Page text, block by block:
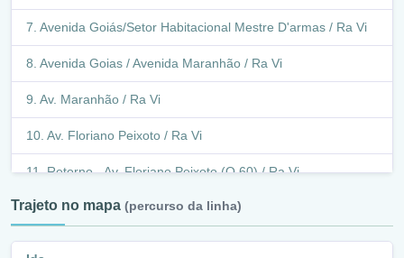
Av. Floriano Peixoto / Ra Vi
Rua Hugo Lobo / Ra Vi
Av. Floriano Peixoto / Ra Vi
Retorno - Av. Floriano Peixoto (Q 60) / Ra Vi
Av. Floriano Peixoto / Ra Vi
Av. Maranhão / Ra Vi
Avenida Maranhão / Avenida Goias / Ra Vi
Avenida Goiás/Setor Habitacional Mestre D'armas / Ra Vi
Avenida Goias / Avenida Maranhão / Ra Vi
Av. Maranhão / Ra Vi
Av. Floriano Peixoto / Ra Vi
Retorno - Av. Floriano Peixoto (Q 60) / Ra Vi
Av. Floriano Peixoto / Ra Vi
Avenida Floriano Peixoto / Avenida Marechal Deodoro /
Trajeto no mapa (percurso da linha)